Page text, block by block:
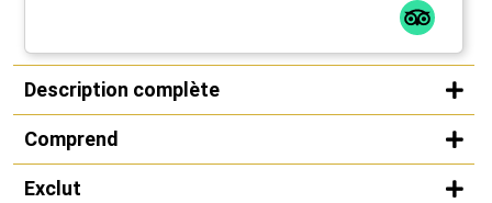
Description complète
Comprend
Exclut